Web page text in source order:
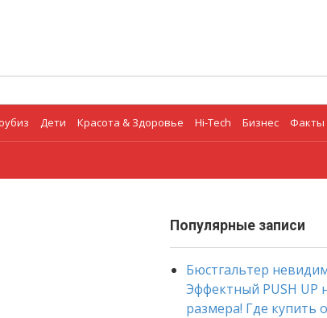
Дети Красота & Здоровье Hi-Tech Бизнес Факты
Популярные записи
Бюстгальтер
Эффектный PUSH UP
размера! Где купить